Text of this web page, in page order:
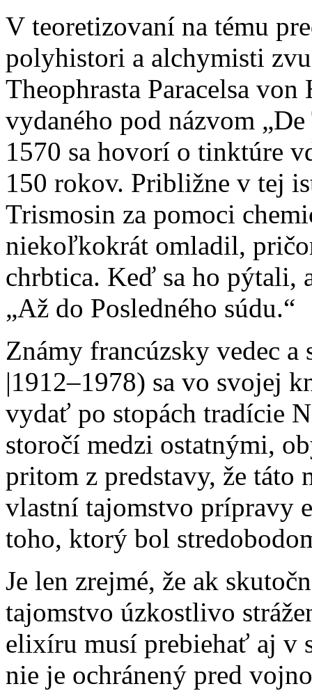
V teoretizovaní na tému
polyhistori a alchymisti
Theophrasta Paracelsa
vydaného pod názvom
1570 sa hovorí o tinktúre
150 rokov. Približne v tej
Trismosin za pomoci
niekoľkokrát omladil,
chrbtica. Keď sa ho pýtali,
„Až do Posledného súdu.“
Známy francúzsky vedec a
|1912–1978) sa vo svojej
vydať po stopách tradície
storočí medzi ostatnými,
pritom z predstavy, že táto
vlastní tajomstvo prípravy
toho, ktorý bol
Je len zrejmé, že ak
tajomstvo úzkostlivo
elixíru musí prebiehať aj v
nie je ochránený pred